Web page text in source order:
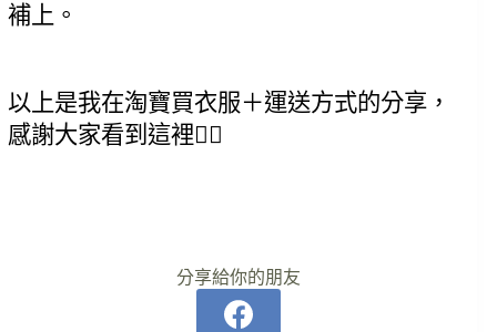
補上。
以上是我在淘寶買衣服＋運送方式的分享，
感謝大家看到這裡🙇‍♀️
分享給你的朋友